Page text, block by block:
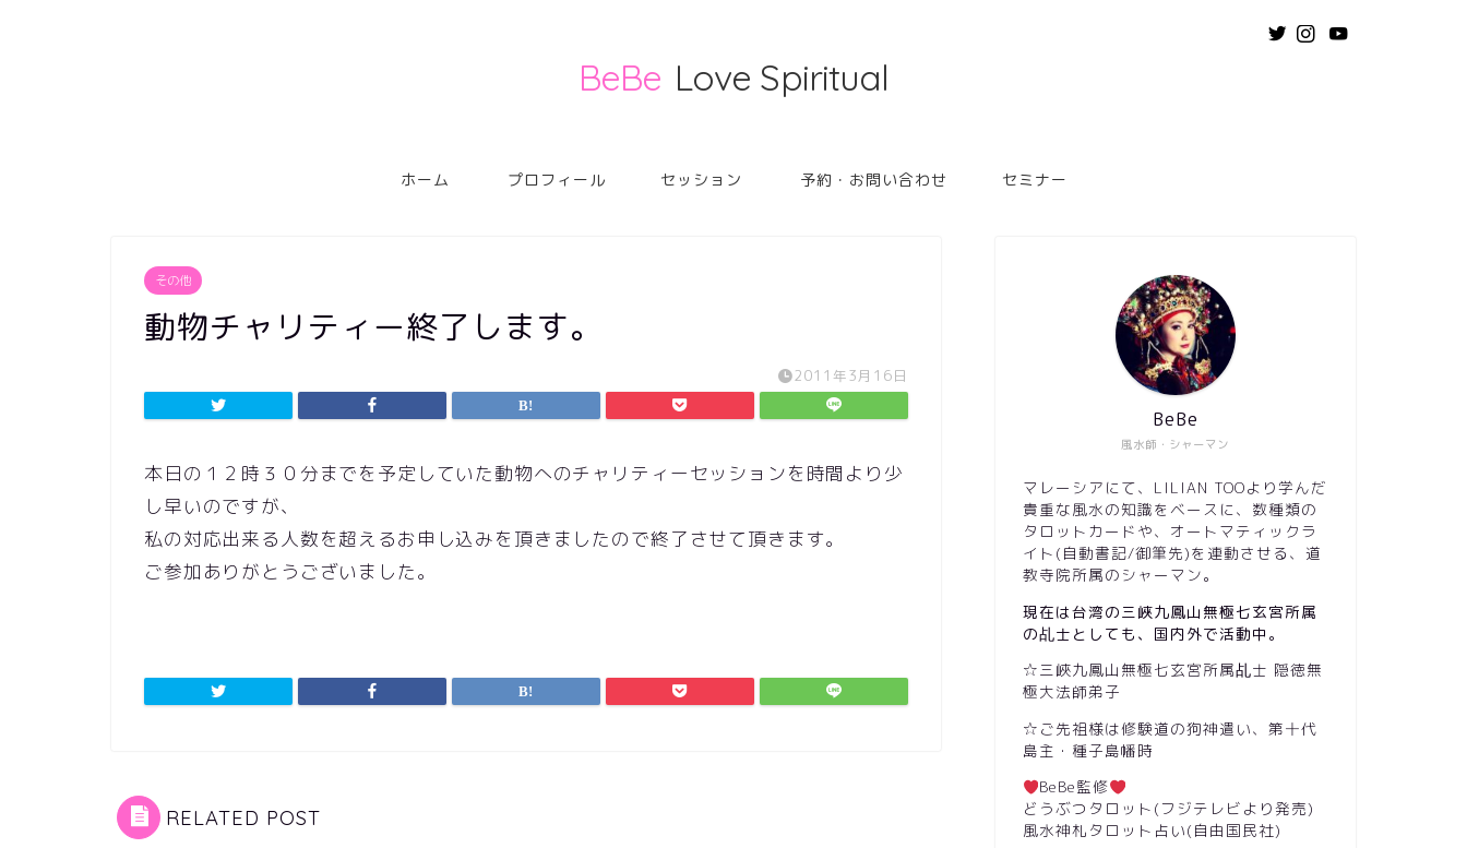
BeBe Love Spiritual
ホーム プロフィール セッション 予約・お問い合わせ セミナー
その他
動物チャリティー終了します。
2011年3月16日
本日の１２時３０分までを予定していた動物へのチャリティーセッションを時間より少
し早いのですが、
私の対応出来る人数を超えるお申し込みを頂きましたので終了させて頂きます。
ご参加ありがとうございました。
RELATED POST
風水師・シャーマン
BeBe
マレーシアにて、LILIAN TOOより学んだ
貴重な風水の知識をベースに、数種類の
タロットカードや、オートマティックラ
イト(自動書記/御筆先)を連動させる、道
教寺院所属のシャーマン。
現在は台湾の三峽九鳳山無極七玄宮所属
の乩士としても、国内外で活動中。
☆三峽九鳳山無極七玄宮所属乩士 隠徳無
極大法師弟子
☆ご先祖様は修験道の狗神遣い、第十代
島主・種子島幡時
BeBe監修
どうぶつタロット(フジテレビより発売)
風水神札タロット占い(自由国民社)